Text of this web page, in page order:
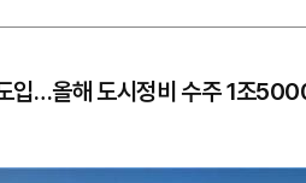
입…올해 도시정비 수주 1조